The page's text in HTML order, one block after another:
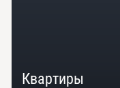
Квартиры